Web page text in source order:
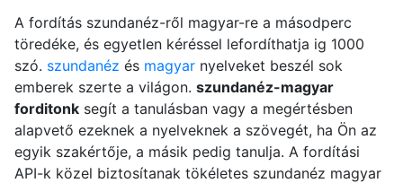
A fordítás szundanéz-ről magyar-re a másodperc
töredéke, és egyetlen kéréssel lefordíthatja ig 1000
szó. szundanéz és magyarnyelveket beszél sok
emberek szerte a világon. szundanéz-magyar
forditonksegít a tanulásban vagy a megértésben
alapvető ezeknek a nyelveknek a szövegét, ha Ön az
egyik szakértője, a másik pedig tanulja. A fordítási
API-k közel biztosítanak tökéletes szundanéz magyar